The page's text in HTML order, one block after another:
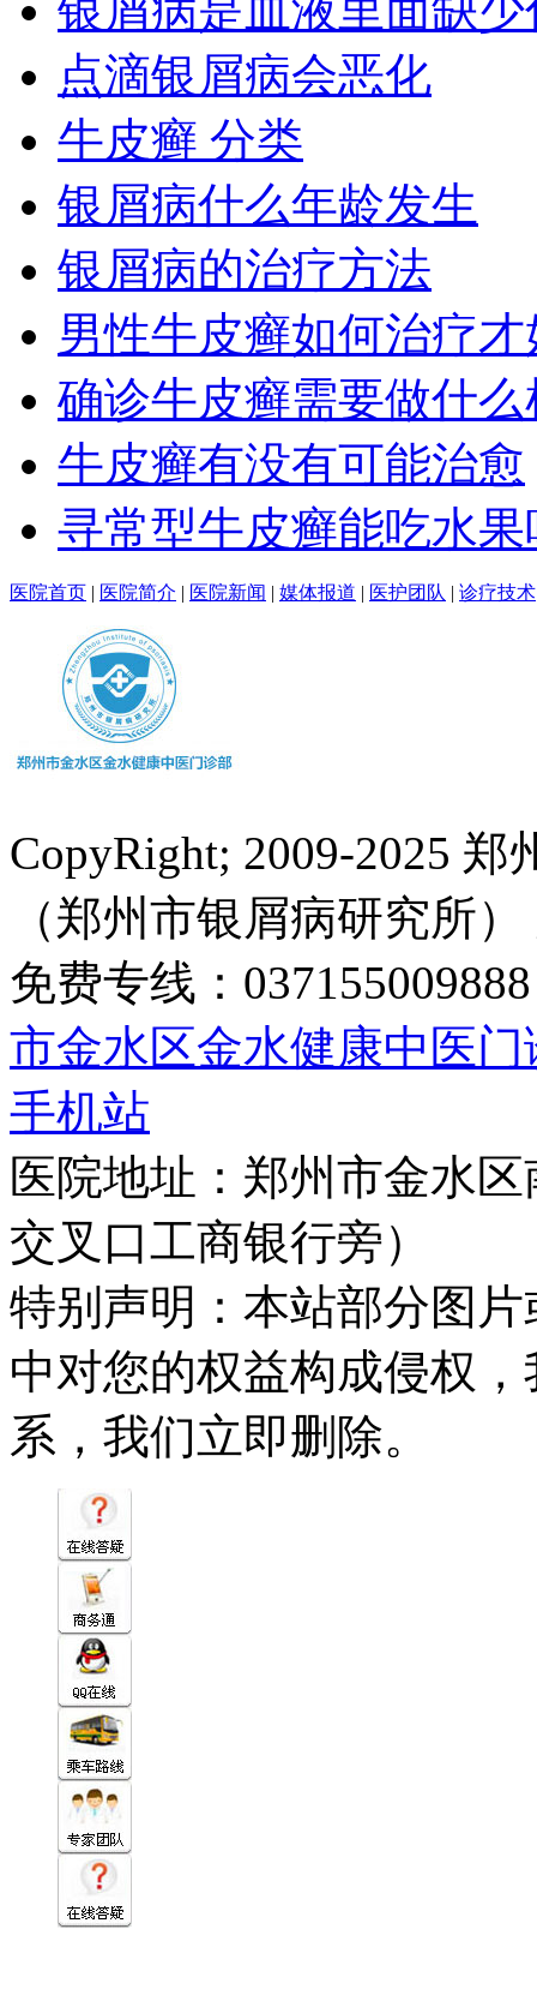
点滴银屑病会恶化
牛皮癣 分类
银屑病什么年龄发生
银屑病的治疗方法
男性牛皮癣如何治疗才
确诊牛皮癣需要做什
牛皮癣有没有可能治愈
寻常型牛皮癣能吃水果
医院首页 | 医院简介 | 医院新闻 | 媒体报道 | 医护团队 | 诊疗技术
CopyRight; 2009-2025
（郑州市银屑病研究所
免费专线：
市金水区金水健康中医
手机站
医院地址：郑州市金水
交叉口工商银行旁）
特别声明：本站部分图
中对您的权益构成侵权
系，我们立即删除。